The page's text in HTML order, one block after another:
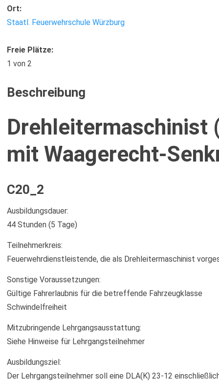
Ort:
Staatl. Feuerwehrschule Würzburg
Freie Plätze:
1 von 2
Beschreibung
Drehleitermaschinist
mit Waagerecht-
C20_2
Ausbildungsdauer:
44 Stunden (5 Tage)
Teilnehmerkreis:
Feuerwehrdienstleistende, die als Drehleitermaschinist
Sonstige Voraussetzungen:
Gültige Fahrerlaubnis für die betreffende Fahrzeugklasse
Schwindelfreiheit
Mitzubringende Lehrgangsausstattung:
Siehe Hinweise für Lehrgangsteilnehmer
Ausbildungsziel:
Der Lehrgangsteilnehmer soll eine DLA(K) 23-12